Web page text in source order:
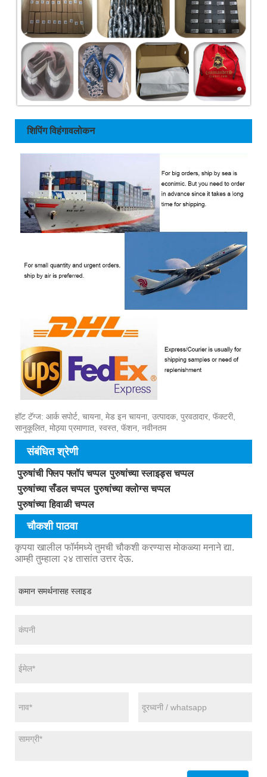
शिपिंग विहंगावलोकन
हॉट टॅग्ज: आर्क सपोर्ट, चायना, मेड इन चायना, उत्पादक, पुरवठादार, फॅक्टरी,
सानुकूलित, मोठ्या प्रमाणात, स्वस्त, फॅशन, नवीनतम
संबंधित श्रेणी
पुरुषांची फ्लिप फ्लॉप चप्पल पुरुषांच्या स्लाइड्स चप्पल
पुरुषांच्या सँडल चप्पल पुरुषांच्या क्लोग्स चप्पल
पुरुषांच्या हिवाळी चप्पल
चौकशी पाठवा
कृपया खालील फॉर्ममध्ये तुमची चौकशी करण्यास मोकळ्या मनाने द्या.
आम्ही तुम्हाला २४ तासांत उत्तर देऊ.